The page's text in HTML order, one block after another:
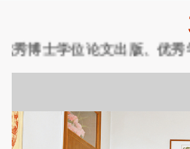
士学位论文出版、优秀学术